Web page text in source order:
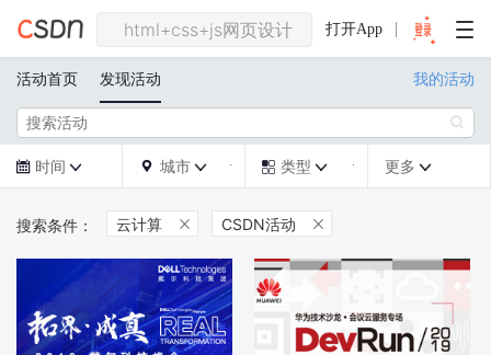
打开App
活动首页 发现活动 我的活动

 时间   城市   类型  更多 
云计算  CSDN活动 